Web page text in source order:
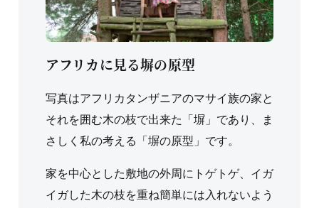
アフリカに見る塀の原型
写真はアフリカタンザニアのマサイ族の家と
それを囲む木の枝で出来た「塀」であり、ま
さしく私の考える「塀の原型」です。
家を中心とした敷地の外周にトゲトゲ、イガ
イガした木の枝を重ね簡単には入れないよう